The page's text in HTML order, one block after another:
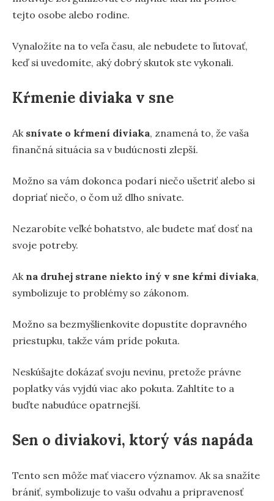
tejto osobe alebo rodine.
Vynaložíte na to veľa času, ale nebudete to ľutovať,
keď si uvedomíte, aký dobrý skutok ste vykonali.
Kŕmenie diviaka v sne
Ak snívate o kŕmení diviaka, znamená to, že vaša
finančná situácia sa v budúcnosti zlepší.
Možno sa vám dokonca podarí niečo ušetriť alebo si
dopriať niečo, o čom už dlho snívate.
Nezarobíte veľké bohatstvo, ale budete mať dosť na
svoje potreby.
Ak na druhej strane niekto iný v sne kŕmi diviaka,
symbolizuje to problémy so zákonom.
Možno sa bezmyšlienkovite dopustíte dopravného
priestupku, takže vám príde pokuta.
Neskúšajte dokázať svoju nevinu, pretože právne
poplatky vás vyjdú viac ako pokuta. Zahltíte to a
buďte nabudúce opatrnejší.
Sen o diviakovi, ktorý vás napáda
Tento sen môže mať viacero významov. Ak sa snažíte
brániť, symbolizuje to vašu odvahu a pripravenosť